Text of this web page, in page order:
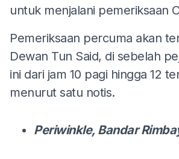
untuk menjalani pemeriksaan
Pemeriksaan percuma akan
Dewan Tun Said, di sebelah
ini dari jam 10 pagi hingga 12
menurut satu notis.
Periwinkle, Bandar